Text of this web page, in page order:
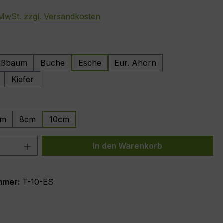
zzgl. Versandkosten
Buche Esche
Eur. Ahorn
Kiefer
8cm 10cm
Anzahl: Gib den gewünschten Wert
In den Warenkorb
T-10-ES